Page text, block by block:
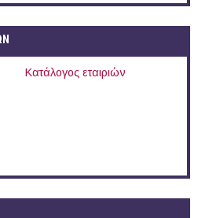
Κατάλογος εταιριών